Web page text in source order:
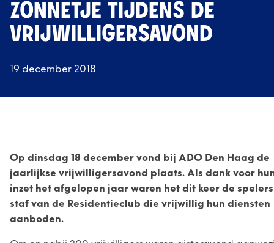
ZONNETJE TIJDENS DE
VRIJWILLIGERSAVOND
19 december 2018
Op dinsdag 18 december vond bij ADO Den Haag de
jaarlijkse vrijwilligersavond plaats. Als dank voor
inzet het afgelopen jaar waren het dit keer de
staf van de Residentieclub die vrijwillig hun diensten
aanboden.